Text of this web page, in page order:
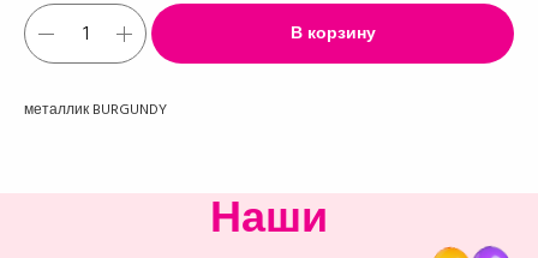
В корзину
металлик BURGUNDY
Наши